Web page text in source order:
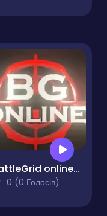
BattleGrid online PvP tank battles
0 (0 Голосів)